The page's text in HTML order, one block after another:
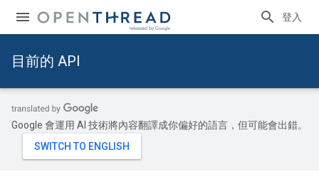
登入
目前的 API
Google 會運用 AI 技術將內容翻譯成你偏好的語言，但可能會出錯。